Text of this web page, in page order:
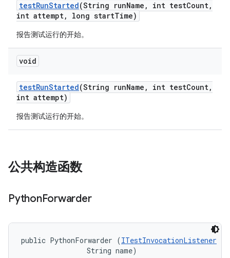
testRunStarted(String runName , int testCount,
int attempt, long startTime)
报告测试运行的开始。
void
testRunStarted(String runName , int testCount,
int attempt)
报告测试运行的开始。
公共构造函数
PythonForwarder
public PythonForwarder (ITestInvocationListener
                String name)